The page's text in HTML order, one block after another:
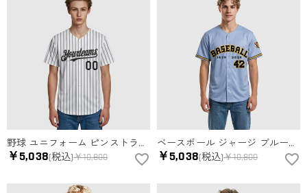
野球 ユニフォーム ピンストライプ 名前 チーム名 ロゴ 番号入り オーダーメイド ユニセックス
￥5,038(税込)￥10,800
ベースボール ジャージ ブルー 名前 チーム名 ロゴ 番号入り カスタマイズ 男女兼用
￥5,038(税込)￥10,800